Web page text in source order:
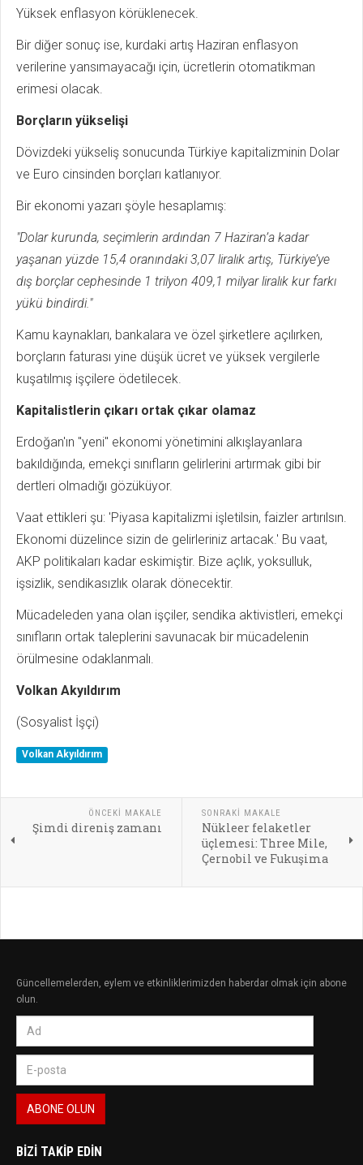
Yüksek enflasyon körüklenecek.
Bir diğer sonuç ise, kurdaki artış Haziran enflasyon
verilerine yansımayacağı için, ücretlerin otomatikman
erimesi olacak.
Borçların yükselişi
Dövizdeki yükseliş sonucunda Türkiye kapitalizminin Dolar
ve Euro cinsinden borçları katlanıyor.
Bir ekonomi yazarı şöyle hesaplamış:
"Dolar kurunda, seçimlerin ardından 7 Haziran’a kadar
yaşanan yüzde 15,4 oranındaki 3,07 liralık artış, Türkiye’ye
dış borçlar cephesinde 1 trilyon 409,1 milyar liralık kur farkı
yükü bindirdi."
Kamu kaynakları, bankalara ve özel şirketlere açılırken,
borçların faturası yine düşük ücret ve yüksek vergilerle
kuşatılmış işçilere ödetilecek.
Kapitalistlerin çıkarı ortak çıkar olamaz
Erdoğan'ın "yeni" ekonomi yönetimini alkışlayanlara
bakıldığında, emekçi sınıfların gelirlerini artırmak gibi bir
dertleri olmadığı gözüküyor.
Vaat ettikleri şu: 'Piyasa kapitalizmi işletilsin, faizler artırılsın.
Ekonomi düzelince sizin de gelirleriniz artacak.' Bu vaat,
AKP politikaları kadar eskimiştir. Bize açlık, yoksulluk,
işsizlik, sendikasızlık olarak dönecektir.
Mücadeleden yana olan işçiler, sendika aktivistleri, emekçi
sınıfların ortak taleplerini savunacak bir mücadelenin
örülmesine odaklanmalı.
Volkan Akyıldırım
(Sosyalist İşçi)
Volkan Akyıldırım
ÖNCEKI MAKALE
Şimdi direniş zamanı
SONRAKI MAKALE
Nükleer felaketler
üçlemesi: Three Mile,
Çernobil ve Fukuşima
Güncellemelerden, eylem ve etkinliklerimizden haberdar olmak için abone
olun.
BIZI TAKIP EDIN